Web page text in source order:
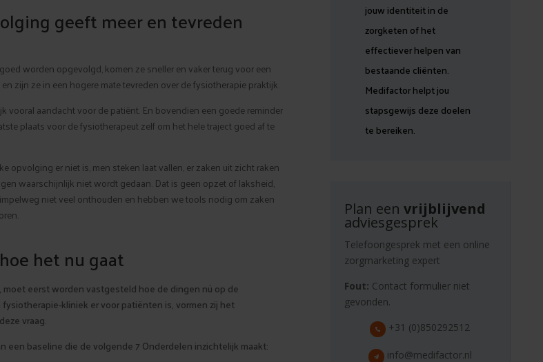
geeft meer en tevreden
worden opgevolgd, komen ze sneller en vaker terug voor een
zijn ze in een hogere mate tevreden over de fysiotherapie praktijk.
vooral aandacht voor de patiënt. En bovendien een goede reminder
plaats voor de fysiotherapeut zelf om het hele traject goed af te
opvolging er niet is, men steken laat vallen, er zaken uit zicht raken
waarschijnlijk niet wordt gedaan. Dat is geen opzet of laksheid,
niet veel onthouden en hebben we tools nodig om zaken
het nu gaat
moet eerst worden vastgesteld hoe de dingen nú op de
kliniek er voor patiënten is, vormen zij het
vraag.
een baseline die de volgende 7 Onderdelen inzichtelijk maakt:
jouw identiteit in de
zorgketen of het
effectiever helpen van
bestaande cliënten.
Medifactor helpt jou
stapsgewijs deze doelen
te bereiken.
Plan een vrijblijvend
adviesgesprek
Telefoongesprek met een online
zorgmarketing expert
Fout: Contact formulier niet
gevonden.
+31 (0)850292512
info@medifactor.nl